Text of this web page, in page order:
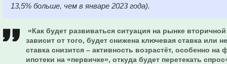
13,5% больше, чем в январе 2023 года).
«Как будет развиваться ситуация на рынке
зависит от того, будет снижена ключевая ставка или
ставка снизится – активность возрастёт, особенно
ипотеки на «первичке», откуда будет перетекать